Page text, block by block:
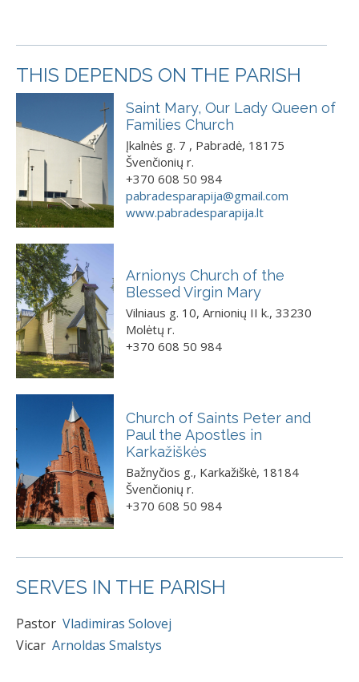
THIS DEPENDS ON THE PARISH
Saint Mary, Our Lady Queen of
Families Church
Įkalnės g. 7 , Pabradė, 18175
Švenčionių r.
+370 608 50 984
pabradesparapija@gmail.com
www.pabradesparapija.lt
Arnionys Church of the
Blessed Virgin Mary
Vilniaus g. 10, Arnionių II k., 33230
Molėtų r.
+370 608 50 984
Church of Saints Peter and
Paul the Apostles in
Karkažiškės
Bažnyčios g., Karkažiškė, 18184
Švenčionių r.
+370 608 50 984
SERVES IN THE PARISH
Pastor Vladimiras Solovej
Vicar Arnoldas Smalstys